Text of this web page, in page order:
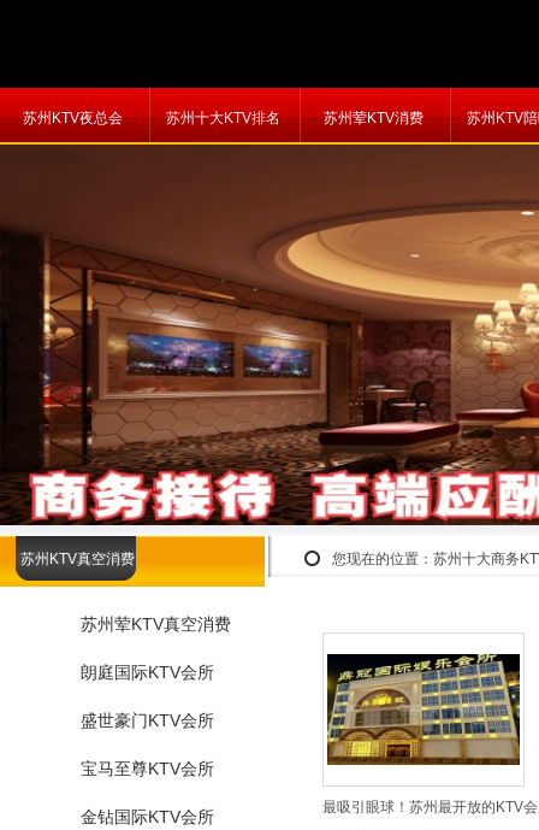
苏州KTV夜总会 苏州十大KTV排名 苏州荤KTV消费 苏州KTV
您现在的位置： 苏州十大商务
苏州KTV真空消费
苏州荤KTV真空消费
朗庭国际KTV会所
盛世豪门KTV会所
宝马至尊KTV会所
金钻国际KTV会所 最吸引眼球！苏州最开放的KTV